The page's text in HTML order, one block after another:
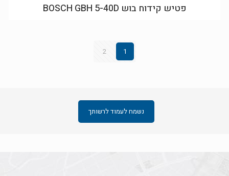
פטיש קידוח בוש BOSCH GBH 5-40D
1
2
נשמח לעמוד לרשותך